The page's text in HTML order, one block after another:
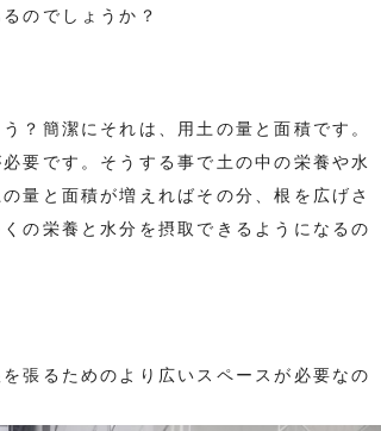
のでしょうか？
？簡潔にそれは、用土の量と面積です。
要です。そうする事で土の中の栄養や水
量と面積が増えればその分、根を広げさ
の栄養と水分を摂取できるようになるの
張るためのより広いスペースが必要なの